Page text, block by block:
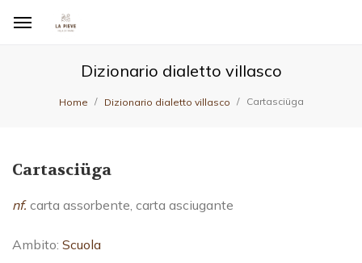
Dizionario dialetto villasco
Home Dizionario dialetto villasco Cartasciüga
Cartasciüga
nf. carta assorbente, carta asciugante
Ambito: Scuola